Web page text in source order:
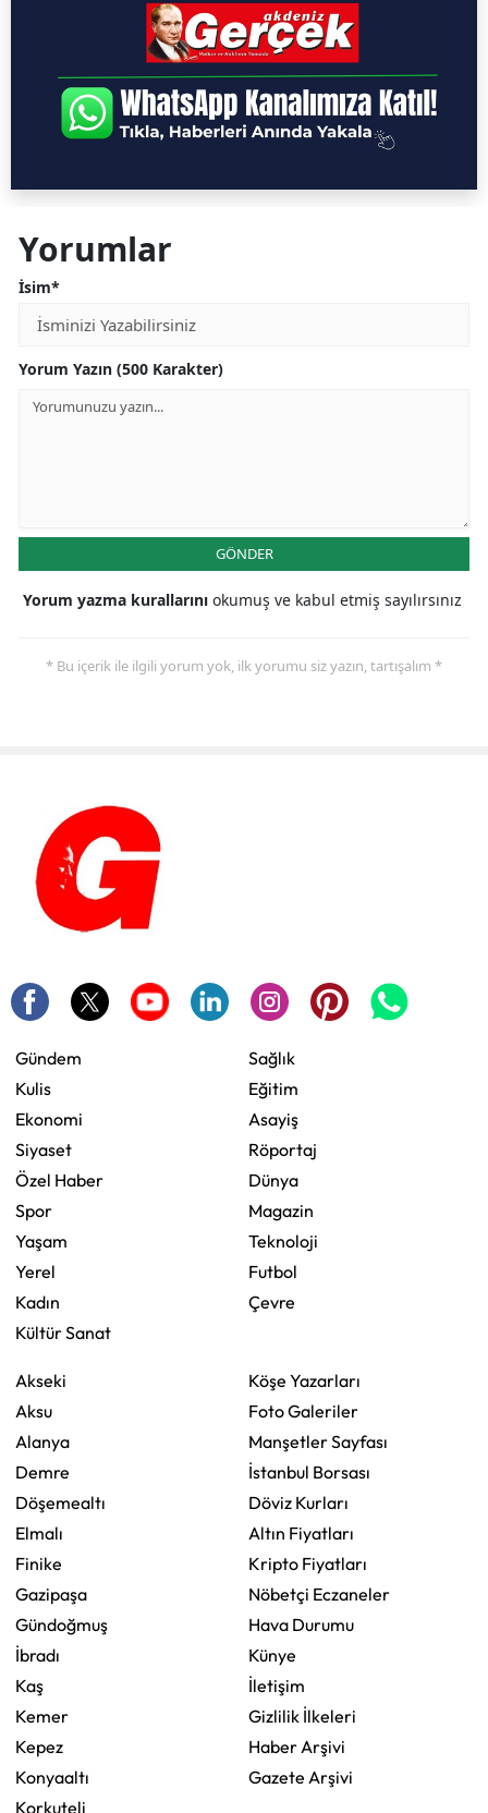
Yorumlar
İsim*
Yorum Yazın (500 Karakter)
GÖNDER
Yorum yazma kurallarını okumuş ve kabul etmiş sayılırsınız
* Bu içerik ile ilgili yorum yok, ilk yorumu siz yazın, tartışalım *
Gündem
Kulis
Ekonomi
Siyaset
Özel Haber
Spor
Yaşam
Yerel
Kadın
Kültür Sanat
Sağlık
Eğitim
Asayiş
Röportaj
Dünya
Magazin
Teknoloji
Futbol
Çevre
Akseki
Aksu
Alanya
Demre
Döşemealtı
Elmalı
Finike
Gazipaşa
Gündoğmuş
İbradı
Kaş
Kemer
Kepez
Konyaaltı
Korkuteli
Köşe Yazarları
Foto Galeriler
Manşetler Sayfası
İstanbul Borsası
Döviz Kurları
Altın Fiyatları
Kripto Fiyatları
Nöbetçi Eczaneler
Hava Durumu
Künye
İletişim
Gizlilik İlkeleri
Haber Arşivi
Gazete Arşivi